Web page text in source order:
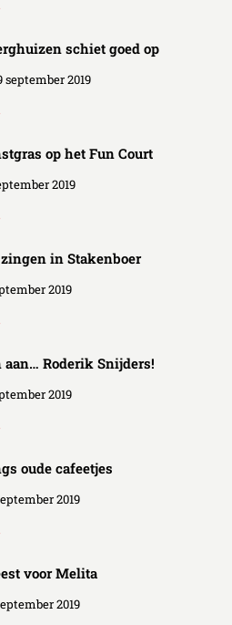
schiet goed op
september 2019
op het Fun Court
2019
in Stakenboer
2019
Roderik Snijders!
2019
oude cafeetjes
2019
voor Melita
2019